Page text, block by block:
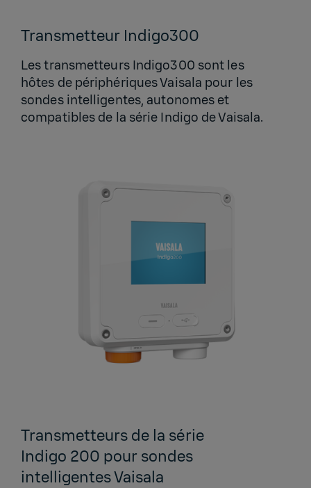
Transmetteur Indigo300
Les transmetteurs Indigo300 sont les
hôtes de périphériques Vaisala pour les
sondes intelligentes, autonomes et
compatibles de la série Indigo de Vaisala.
Transmetteurs de la série
Indigo 200 pour sondes
intelligentes Vaisala